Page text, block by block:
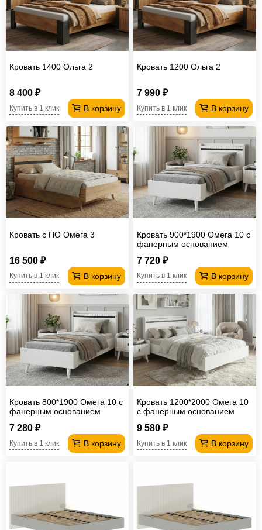
Кровать 1400 Ольга 2
8 400 ₽
В корзину
Купить в 1 клик
Кровать 1200 Ольга 2
7 990 ₽
В корзину
Купить в 1 клик
Кровать с ПО Омега 3
16 500 ₽
В корзину
Купить в 1 клик
Кровать 900*1900 Омега 10 с
фанерным основанием
7 720 ₽
В корзину
Купить в 1 клик
Кровать 800*1900 Омега 10 с
фанерным основанием
7 280 ₽
В корзину
Купить в 1 клик
Кровать 1200*2000 Омега 10
с фанерным основанием
9 580 ₽
В корзину
Купить в 1 клик